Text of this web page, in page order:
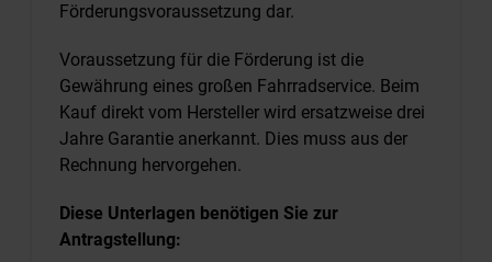
Förderungsvoraussetzung dar.
Voraussetzung für die Förderung ist die
Gewährung eines großen Fahrradservice. Beim
Kauf direkt vom Hersteller wird ersatzweise drei
Jahre Garantie anerkannt. Dies muss aus der
Rechnung hervorgehen.
Diese Unterlagen benötigen Sie zur
Antragstellung: